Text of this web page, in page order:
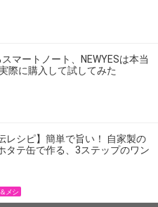
マートノート、NEWYESは本当
際に購入して試してみた
レシピ】簡単で旨い！ 自家製の
タテ缶で作る、3ステップのワン
メシ